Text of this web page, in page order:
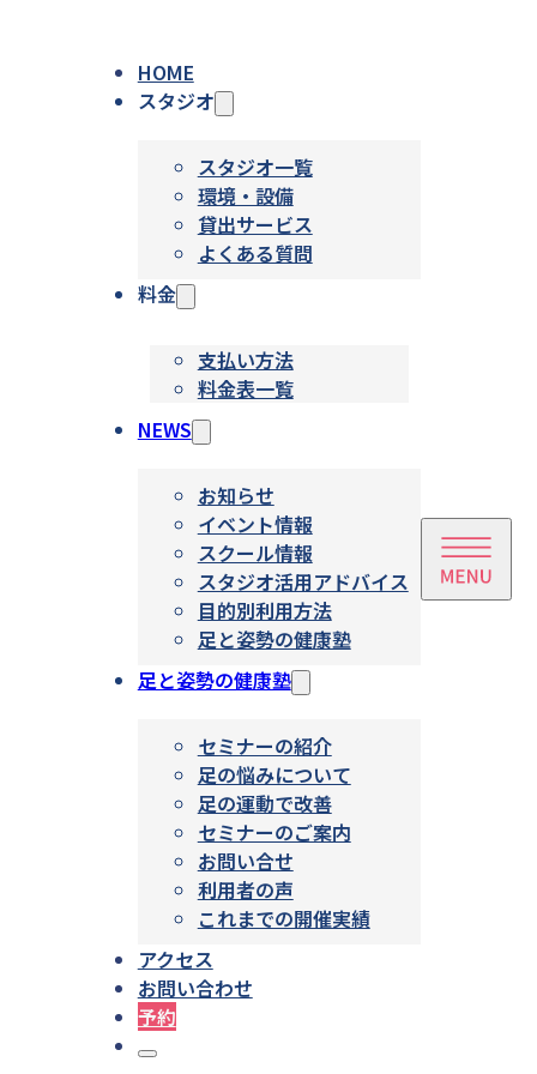
HOME
スタジオ
スタジオ一覧
環境・設備
貸出サービス
よくある質問
料金
支払い方法
料金表一覧
NEWS
お知らせ
イベント情報
スクール情報
スタジオ活用アドバイス
目的別利用方法
足と姿勢の健康塾
足と姿勢の健康塾
セミナーの紹介
足の悩みについて
足の運動で改善
セミナーのご案内
お問い合せ
利用者の声
これまでの開催実績
アクセス
お問い合わせ
予約